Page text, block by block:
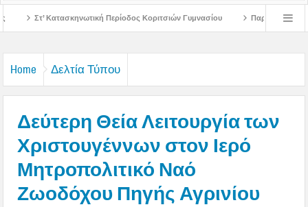
Κοριτσιών Γυμνασίου Παρακλήσεις πρώτης εβδομάδος
Home Δελτία Τύπου
Δεύτερη Θεία Λειτουργία των
Χριστουγέννων στον Ιερό
Μητροπολιτικό Ναό
Ζωοδόχου Πηγής Αγρινίου